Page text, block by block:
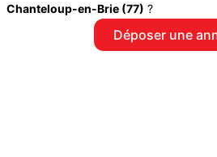
Chanteloup-en-Brie (77) ?
Déposer une